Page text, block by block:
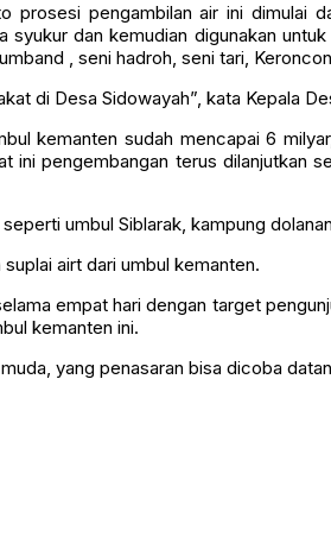
prosesi pengambilan air ini dimulai
dan kemudian digunakan
, seni hadroh, seni tari,
di Desa Sidowayah”, kata Kepala
kemanten sudah mencapai 6
pengembangan terus dilanjutkan
umbul Siblarak, kampung
airt dari umbul kemanten.
empat hari dengan target
kemanten ini.
yang penasaran bisa dicoba